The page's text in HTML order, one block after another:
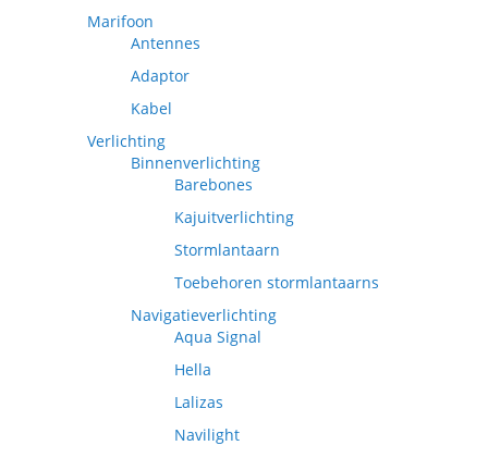
Marifoon
Antennes
Adaptor
Kabel
Verlichting
Binnenverlichting
Barebones
Kajuitverlichting
Stormlantaarn
Toebehoren stormlantaarns
Navigatieverlichting
Aqua Signal
Hella
Lalizas
Navilight